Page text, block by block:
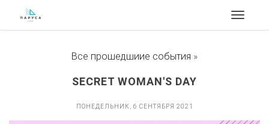
Toggle
Все прошедшиие события »
​​SECRET WOMAN'S DAY
ПОНЕДЕЛЬНИК, 6 СЕНТЯБРЯ 2021